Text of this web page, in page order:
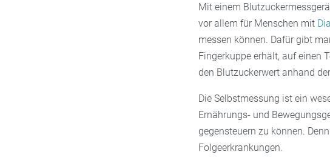
Mit einem
vor allem für Menschen mit
messen können. Dafür gibt
Fingerkuppe erhält, auf einen
den Blutzuckerwert anhand
Die Selbstmessung ist ein
Ernährungs- und
gegensteuern zu können.
Folgeerkrankungen.